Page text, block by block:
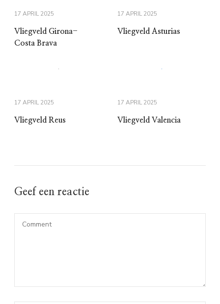
17 APRIL 2025
Vliegveld Girona-
Costa Brava
17 APRIL 2025
Vliegveld Asturias
17 APRIL 2025
Vliegveld Reus
17 APRIL 2025
Vliegveld Valencia
Geef een reactie